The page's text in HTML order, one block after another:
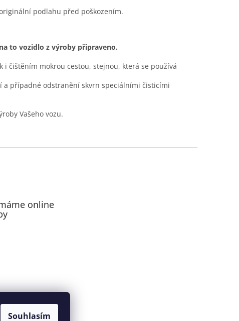
Souhlasím
podlahu před poškozením.
to vozidlo z výroby připraveno.
i čištěním mokrou cestou, stejnou, která se používá
a případné odstranění skvrn speciálními čisticími
Vašeho vozu.
online